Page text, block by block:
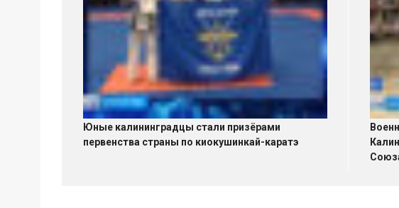
Юные калининградцы стали призёрами
первенства страны по киокушинкай-каратэ